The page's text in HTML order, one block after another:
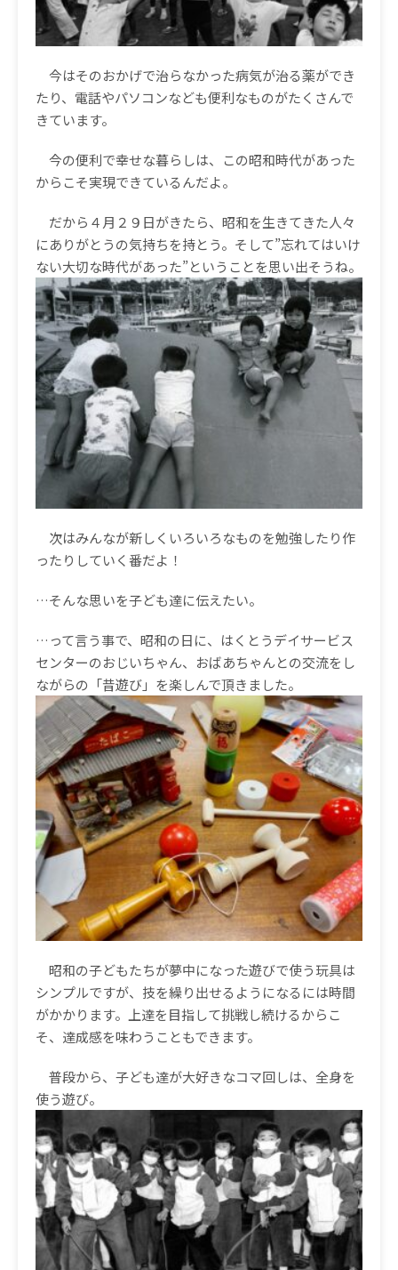
今はそのおかげで治らなかった病気が治る薬ができ
たり、電話やパソコンなども便利なものがたくさんで
きています。
今の便利で幸せな暮らしは、この昭和時代があった
からこそ実現できているんだよ。
だから４月２９日がきたら、昭和を生きてきた人々
にありがとうの気持ちを持とう。そして”忘れてはいけ
ない大切な時代があった”ということを思い出そうね。
次はみんなが新しくいろいろなものを勉強したり作
ったりしていく番だよ！
…そんな思いを子ども達に伝えたい。
…って言う事で、昭和の日に、はくとうデイサービス
センターのおじいちゃん、おばあちゃんとの交流をし
ながらの「昔遊び」を楽しんで頂きました。
昭和の子どもたちが夢中になった遊びで使う玩具は
シンプルですが、技を繰り出せるようになるには時間
がかかります。上達を目指して挑戦し続けるからこ
そ、達成感を味わうこともできます。
普段から、子ども達が大好きなコマ回しは、全身を
使う遊び。